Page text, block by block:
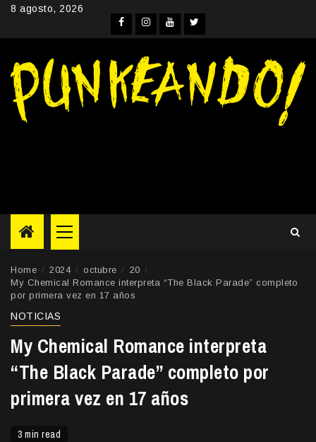
Skip8 agosto, 2026
Facebook
Instagram
YouTubeTwitter
Primary
Menu
Home 2024 octubre
20
My Chemical Romance interpreta “The Black Parade” completo
por primera vez en 17 años
NOTICIAS
My Chemical Romance interpreta
“The Black Parade” completo por
primera vez en 17 años
3 min read